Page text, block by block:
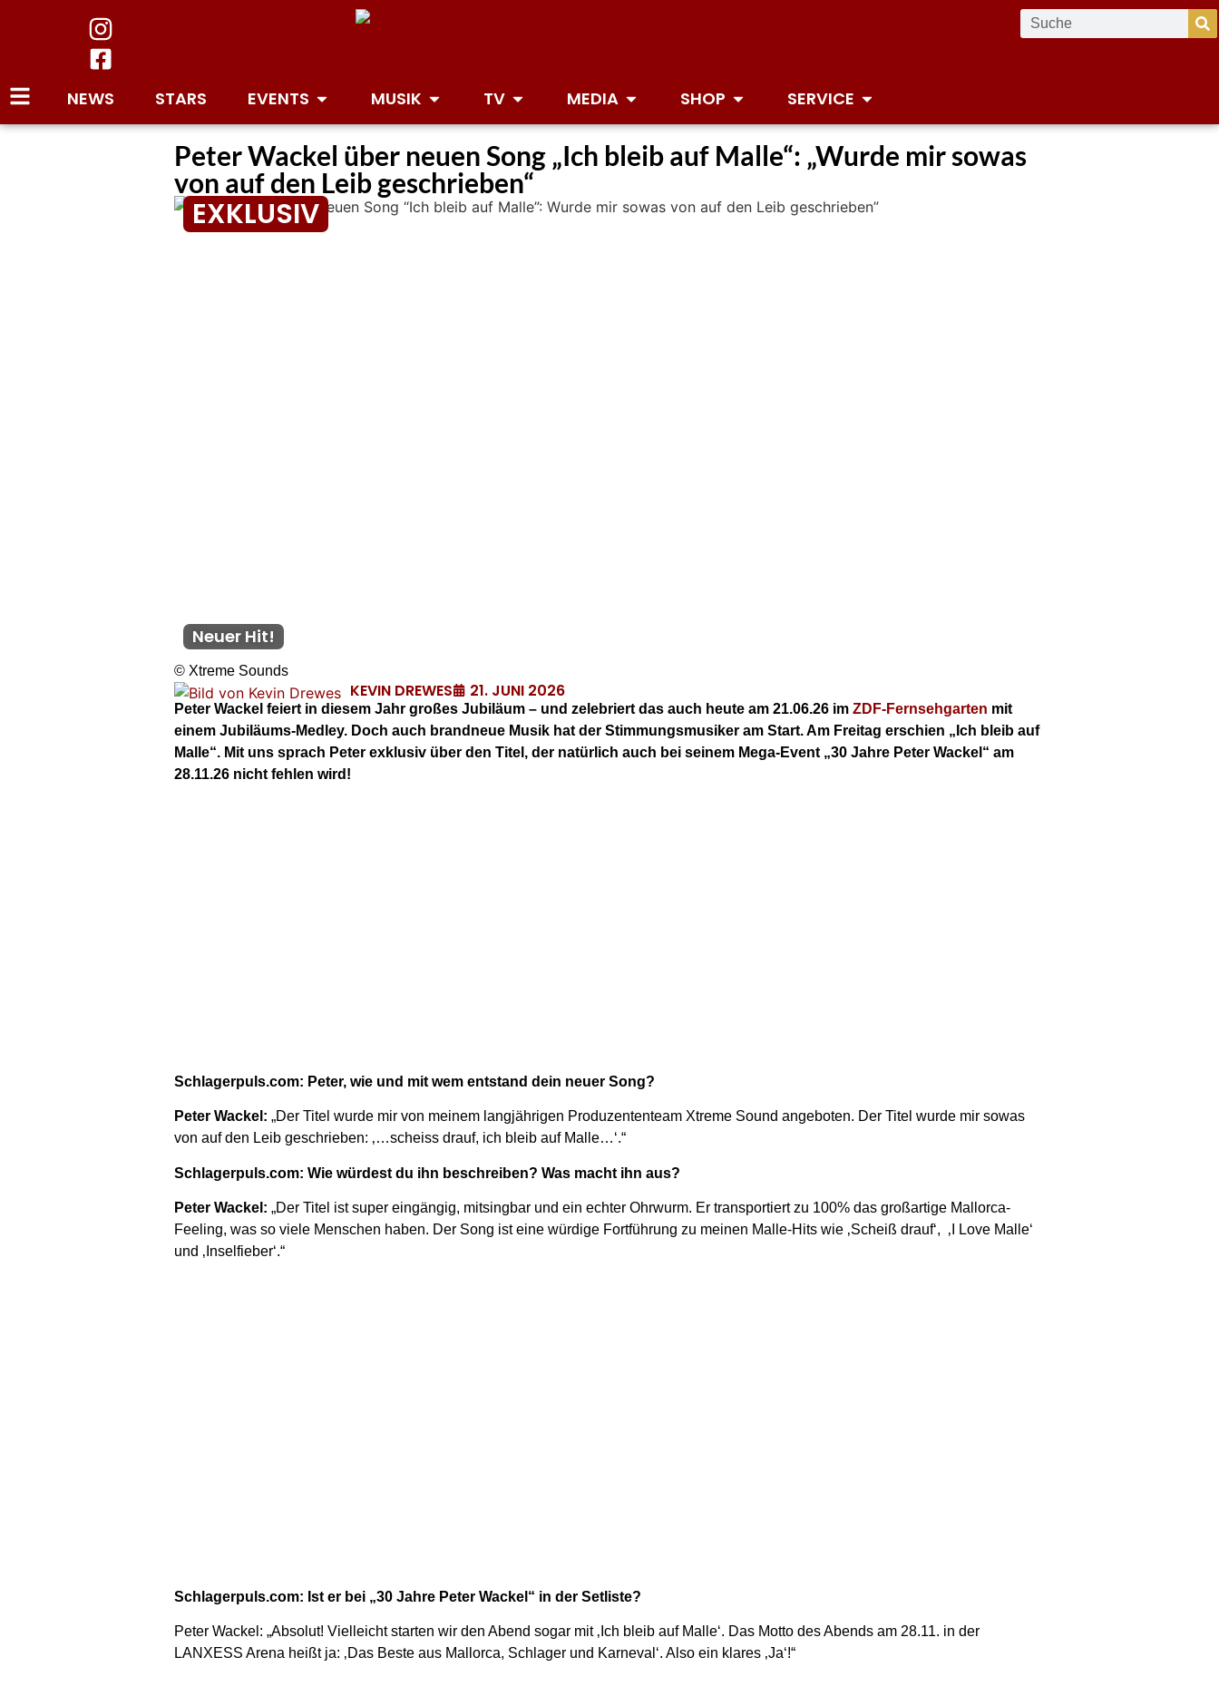
NEWS STARS EVENTS MUSIK TV MEDIA SHOP SERVICE
Peter Wackel über neuen Song „Ich bleib auf Malle“: „Wurde mir sowas
von auf den Leib geschrieben“
EXKLUSIV
Neuer Hit!
© Xtreme Sounds
KEVIN DREWES 21. JUNI 2026
Peter Wackel feiert in diesem Jahr großes Jubiläum – und zelebriert das auch heute am 21.06.26 im ZDF-Fernsehgarten mit
einem Jubiläums-Medley. Doch auch brandneue Musik hat der Stimmungsmusiker am Start. Am Freitag erschien „Ich bleib auf
Malle“. Mit uns sprach Peter exklusiv über den Titel, der natürlich auch bei seinem Mega-Event „30 Jahre Peter Wackel“ am
28.11.26 nicht fehlen wird!
Schlagerpuls.com: Peter, wie und mit wem entstand dein neuer Song?
Peter Wackel: „Der Titel wurde mir von meinem langjährigen Produzententeam Xtreme Sound angeboten. Der Titel wurde mir sowas
von auf den Leib geschrieben: ‚…scheiss drauf, ich bleib auf Malle…‘.“
Schlagerpuls.com: Wie würdest du ihn beschreiben? Was macht ihn aus?
Peter Wackel: „Der Titel ist super eingängig, mitsingbar und ein echter Ohrwurm. Er transportiert zu 100% das großartige Mallorca-
Feeling, was so viele Menschen haben. Der Song ist eine würdige Fortführung zu meinen Malle-Hits wie ‚Scheiß drauf‘, ‚I Love Malle‘
und ‚Inselfieber‘.“
Schlagerpuls.com: Ist er bei „30 Jahre Peter Wackel“ in der Setliste?
Peter Wackel: „Absolut! Vielleicht starten wir den Abend sogar mit ‚Ich bleib auf Malle‘. Das Motto des Abends am 28.11. in der
LANXESS Arena heißt ja: ‚Das Beste aus Mallorca, Schlager und Karneval‘. Also ein klares ‚Ja‘!“